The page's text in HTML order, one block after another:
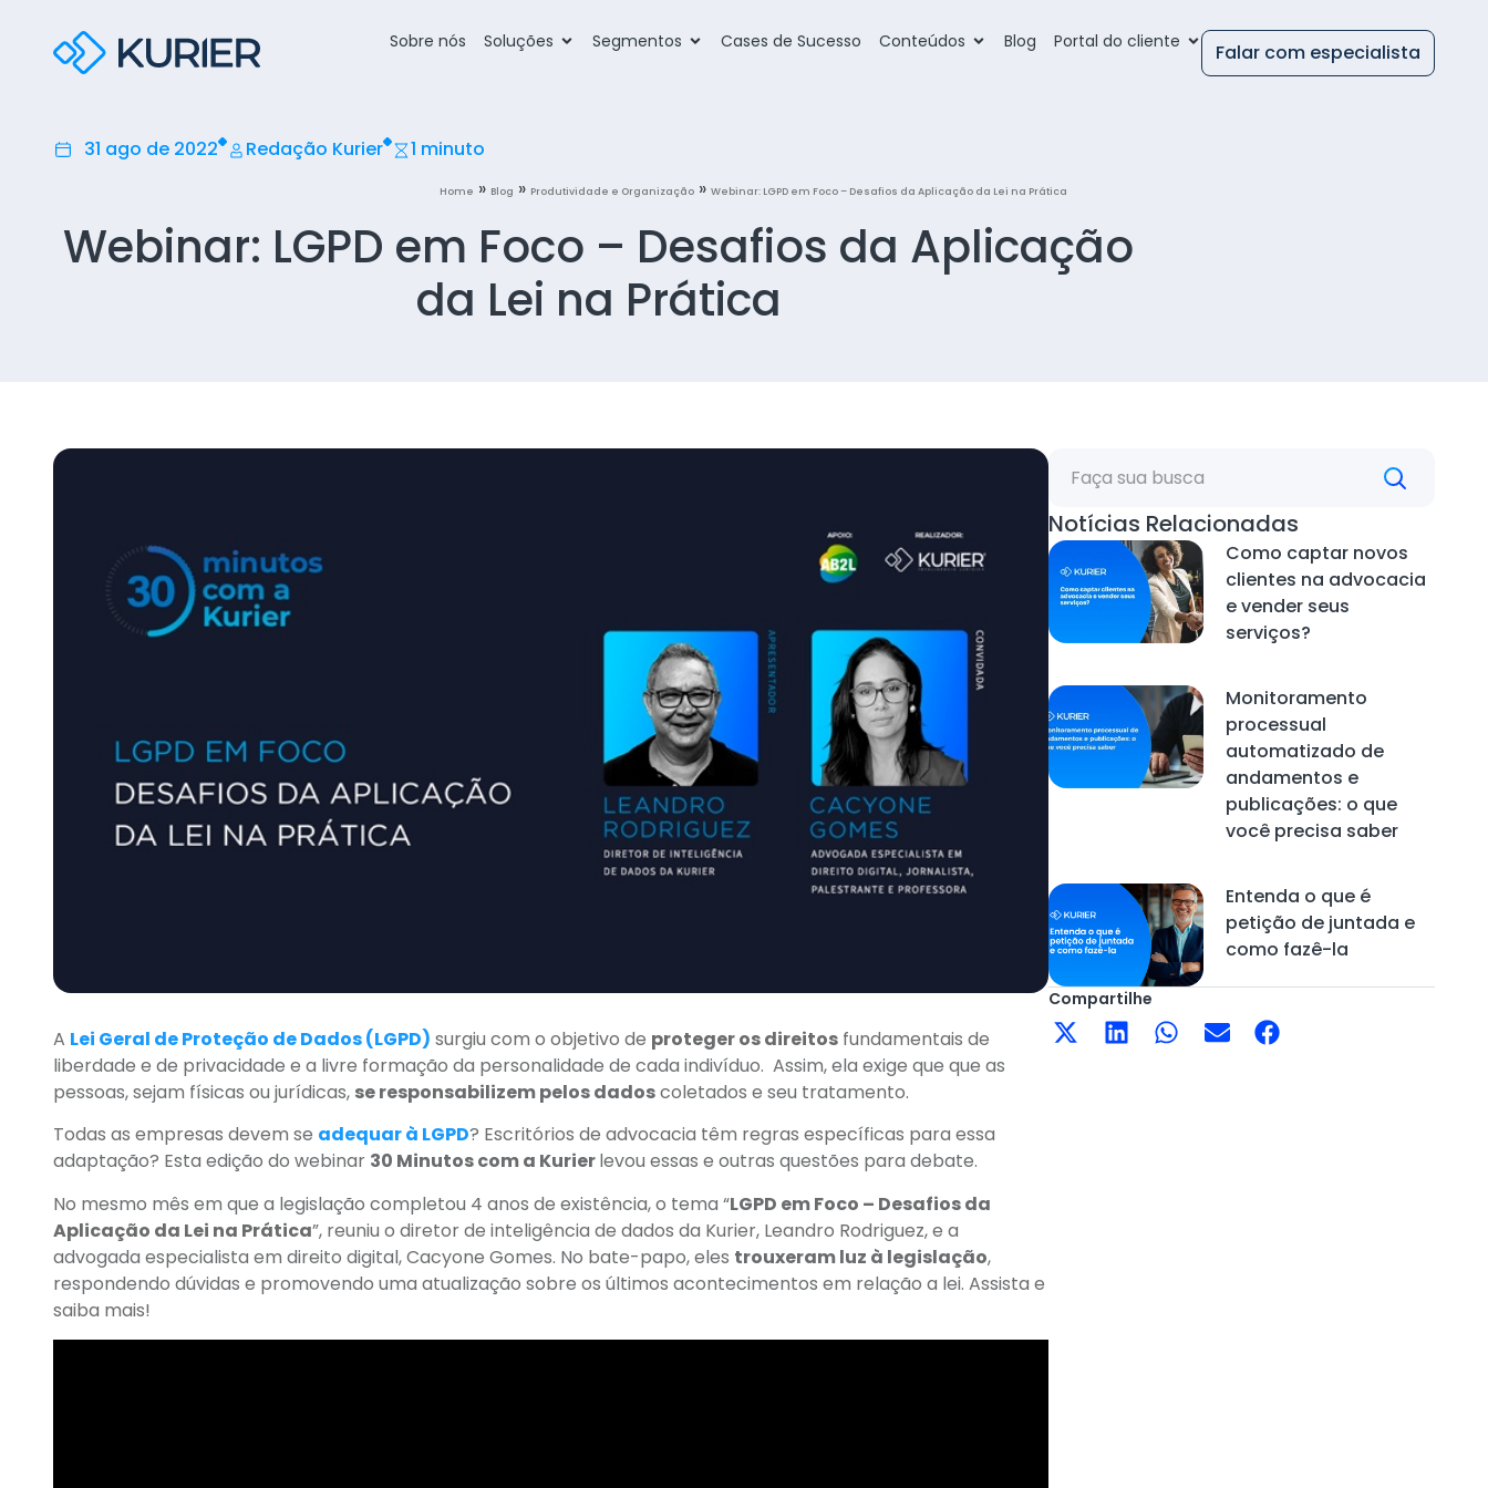
Sobre nós Soluções Segmentos Cases de Sucesso Conteúdos Blog Portal do cliente Falar com especialista
31 ago de 2022 Redação Kurier 1 minuto
Home » Blog » Produtividade e Organização» Webinar: LGPD em Foco – Desafios da Aplicação da Lei na Prática
Webinar: LGPD em Foco – Desafios da Aplicação
da Lei na Prática
A Lei Geral de Proteção de Dados (LGPD) surgiu com o objetivo de proteger os direitos fundamentais de
liberdade e de privacidade e a livre formação da personalidade de cada indivíduo. Assim, ela exige que que as
pessoas, sejam físicas ou jurídicas, se responsabilizem pelos dadoscoletados e seu tratamento.
Todas as empresas devem se adequar à LGPD? Escritórios de advocacia têm regras específicas para essa
adaptação? Esta edição do webinar 30 Minutos com a Kurierlevou essas e outras questões para debate.
No mesmo mês em que a legislação completou 4 anos de existência, o tema “LGPD em Foco – Desafios da
Aplicação da Lei na Prática”, reuniu o diretor de inteligência de dados da Kurier, Leandro Rodriguez, e a
advogada especialista em direito digital, Cacyone Gomes. No bate-papo, eles trouxeram luz à legislação,
respondendo dúvidas e promovendo uma atualização sobre os últimos acontecimentos em relação a lei. Assista e
saiba mais!
Notícias Relacionadas
Como captar novos
clientes na advocacia
e vender seus
serviços?
Monitoramento
processual
automatizado de
andamentos e
publicações: o que
você precisa saber
Entenda o que é
petição de juntada e
como fazê-la
Compartilhe